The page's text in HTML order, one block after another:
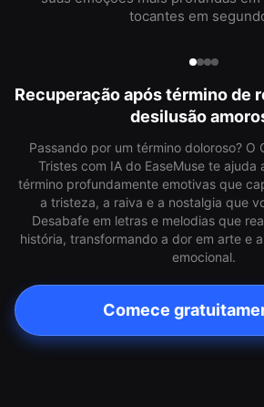
tocantes em
Recuperação após término de
desilusão
Passando por um término doloroso? O
Tristes com IA do EaseMuse te ajuda
término profundamente emotivas que
a tristeza, a raiva e a nostalgia que
Desabafe em letras e melodias que
história, transformando a dor em arte e
emocional.
Comece